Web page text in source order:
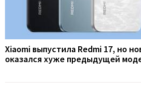
Xiaomi выпустила Redmi 17, но
оказался хуже предыдущей